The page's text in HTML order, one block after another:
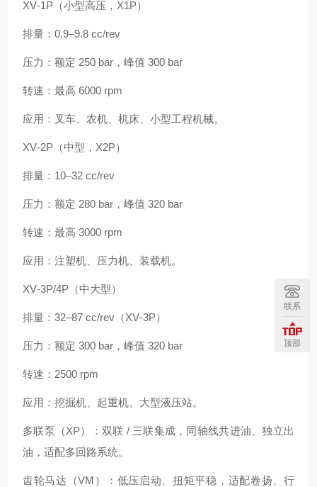
XV‑1P（小型高压，X1P）
排量：0.9–9.8 cc/rev
压力：额定 250 bar，峰值 300 bar
转速：最高 6000 rpm
应用：叉车、农机、机床、小型工程机械。
XV‑2P（中型，X2P）
排量：10–32 cc/rev
压力：额定 280 bar，峰值 320 bar
转速：最高 3000 rpm
应用：注塑机、压力机、装载机。
XV‑3P/4P（中大型）
排量：32–87 cc/rev（XV‑3P）
压力：额定 300 bar，峰值 320 bar
转速：2500 rpm
应用：挖掘机、起重机、大型液压站。
多联泵（XP）：双联 / 三联集成，同轴线共进油、独立出
油，适配多回路系统。
齿轮马达（VM）：低压启动、扭矩平稳，适配卷扬、行
联系
顶部